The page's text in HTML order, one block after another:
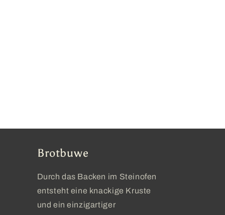
Brotbuwe
Durch das Backen im Steinofen
entsteht eine knackige Kruste
und ein einzigartiger